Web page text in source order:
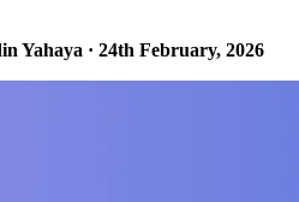
Yahaya · 24th February, 2026